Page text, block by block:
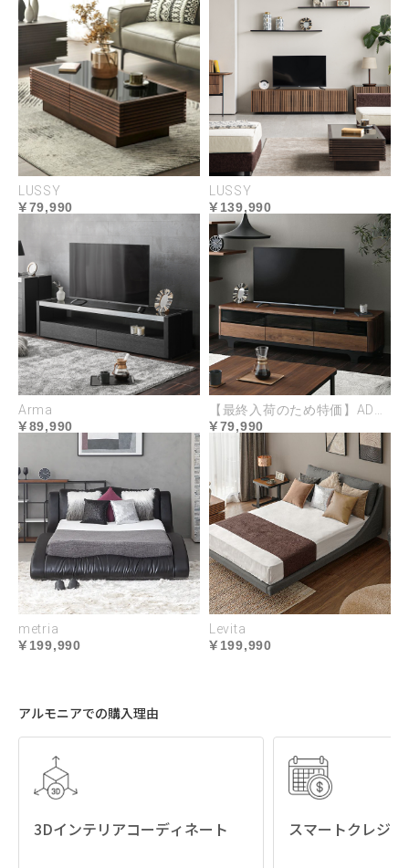
LUSSY
79,990
LUSSY
139,990
Arma
89,990
79,990
metria
199,990
Levita
199,990
アルモニアでの購入理由
3Dインテリアコーディネート スマートクレジ